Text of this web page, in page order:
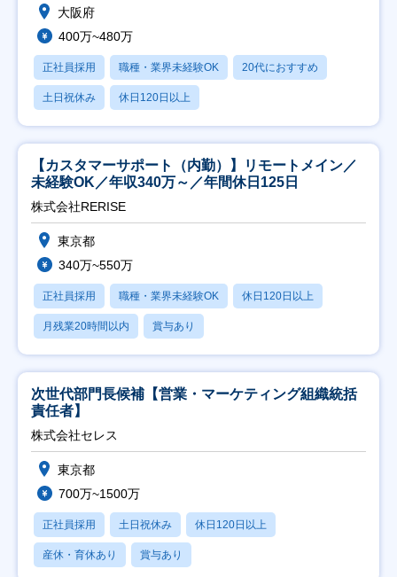
大阪府
400万~480万
正社員採用 職種・業界未経験OK 20代におすすめ
土日祝休み 休日120日以上
【カスタマーサポート（内勤）】リモートメイン／
未経験OK／年収340万～／年間休日125日
株式会社RERISE
東京都
340万~550万
正社員採用 職種・業界未経験OK 休日120日以上
月残業20時間以内 賞与あり
次世代部門長候補【営業・マーケティング組織統括
責任者】
株式会社セレス
東京都
700万~1500万
正社員採用 土日祝休み 休日120日以上
産休・育休あり 賞与あり